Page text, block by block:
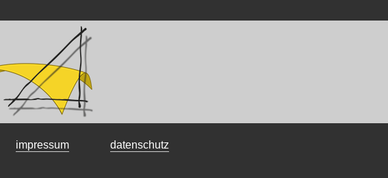
impressum datenschutz